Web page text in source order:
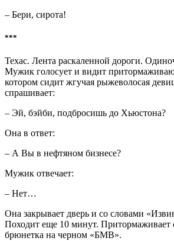
– Бери, сирота!
***
Техас. Лента раскаленной дороги.
Мужик голосует и видит
котором сидит жгучая рыжеволосая
спрашивает:
– Эй, бэйби, подбросишь до Хьюстона?
Она в ответ:
– А Вы в нефтяном бизнесе?
Мужик отвечает:
– Нет…
Она закрывает дверь и со словами
Походит еще 10 минут. Притормаживает
брюнетка на черном «БМВ».